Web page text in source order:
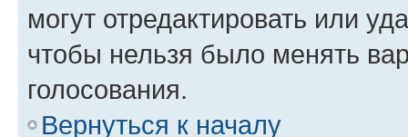
могут отредактировать или
чтобы нельзя было менять
голосования.
Вернуться к началу